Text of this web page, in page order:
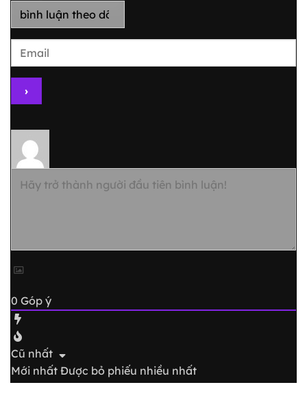
0 Góp ý
Cũ nhất
Mới nhất Được bỏ phiếu nhiều nhất